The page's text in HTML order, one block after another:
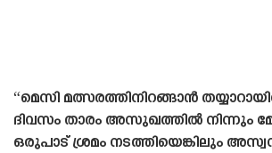
“മെസി മത്സരത്തിനിറങ്ങാൻ
ദിവസം താരം അസുഖത്തിൽ നിന്നും
ഒരുപാട് ശ്രമം നടത്തിയെങ്കിലും